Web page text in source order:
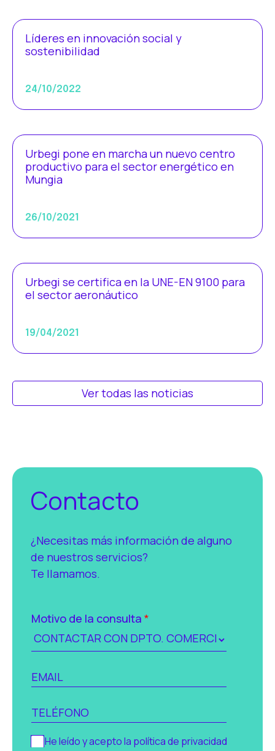
Líderes en innovación social y
sostenibilidad
24/10/2022
Urbegi pone en marcha un nuevo centro
productivo para el sector energético en
Mungia
26/10/2021
Urbegi se certifica en la UNE-EN 9100 para
el sector aeronáutico
19/04/2021
Ver todas las noticias
Contacto
¿Necesitas más información de alguno
de nuestros servicios?
Te llamamos.
Motivo de la consulta *
C
o
r
e
o
T
e
lC
He leído y acepto la política de privacidad